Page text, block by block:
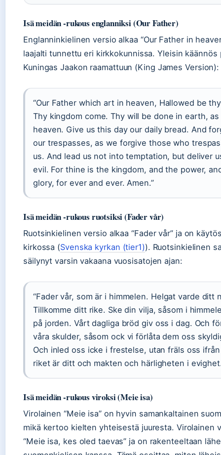
Isä meidän -rukous englanniksi (Our Father)
Englanninkielinen versio alkaa “Our Father in
laajalti tunnettu eri kirkkokunnissa. Yleisin käännös
Kuningas Jaakon raamattuun (King James Version):
“Our Father which art in heaven, Hallowed be
Thy kingdom come. Thy will be done in earth,
heaven. Give us this day our daily bread. And
our trespasses, as we forgive those who
us. And lead us not into temptation, but deliver
evil. For thine is the kingdom, and the power,
glory, for ever and ever. Amen.”
Isä meidän -rukous ruotsiksi (Fader vår)
Ruotsinkielinen versio alkaa “Fader vår” ja on
kirkossa (Svenska kyrkan (tier1)). Ruotsinkielinen
säilynyt varsin vakaana vuosisatojen ajan:
“Fader vår, som är i himmelen. Helgat varde ditt
Tillkomme ditt rike. Ske din vilja, såsom i
på jorden. Vårt dagliga bröd giv oss i dag. Och
våra skulder, såsom ock vi förlåta dem oss
Och inled oss icke i frestelse, utan fräls oss
riket är ditt och makten och härligheten i
Isä meidän -rukous viroksi (Meie isa)
Virolainen “Meie isa” on hyvin samankaltainen
mikä kertoo kielten yhteisestä juuresta. Virolainen
“Meie isa, kes oled taevas” ja on rakenteeltaan